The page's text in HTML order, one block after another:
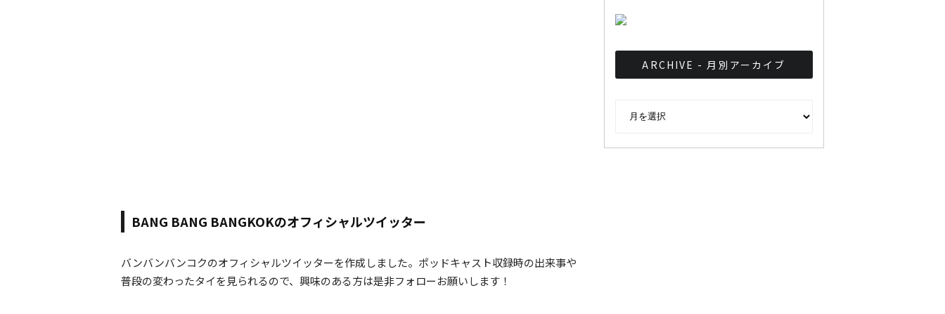
BANG BANG BANGKOKのオフィシャルツイッター
バンバンバンコクのオフィシャルツイッターを作成しました。ポッドキャスト収録時の出来事や
普段の変わったタイを見られるので、興味のある方は是非フォローお願いします！
ARCHIVE - 月別アーカイブ